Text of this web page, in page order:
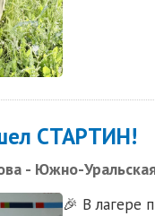
СТАРТИН!
- Южно-
🎉 В лагере